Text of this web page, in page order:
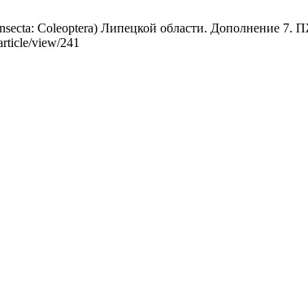
Coleoptera) Липецкой области. Дополнение 7.
view/241